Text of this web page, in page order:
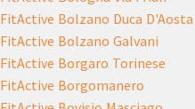
FitActive Bolzano Duca D'Aosta
FitActive Bolzano Galvani
FitActive Borgaro Torinese
FitActive Borgomanero